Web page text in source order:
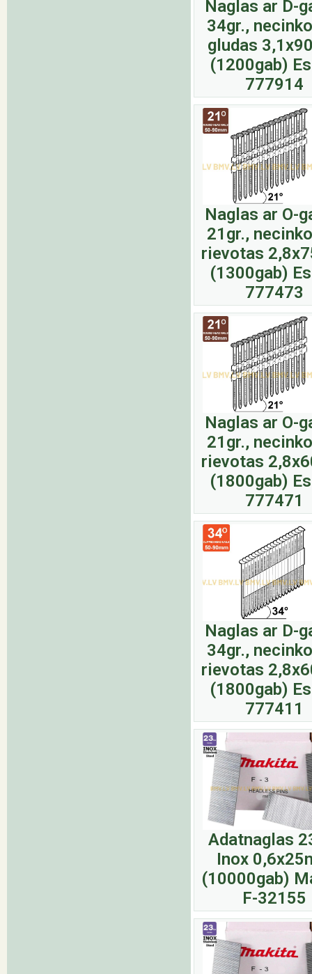
Naglas ar D-
34gr.,
gludas
(1200gab)
777914
Naglas ar O-
21gr.,
rievotas
(1300gab)
777473
Naglas ar O-
21gr.,
rievotas
(1800gab)
777471
Naglas ar D-
34gr.,
rievotas
(1800gab)
777411
Adatnaglas
Inox
(10000gab)
F-32155